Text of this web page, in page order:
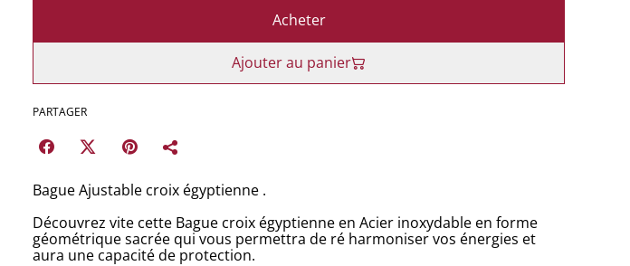
Acheter
Ajouter au panier
PARTAGER
Bague Ajustable croix égyptienne .
Découvrez vite cette Bague croix égyptienne en Acier inoxydable en forme
géométrique sacrée qui vous permettra de ré harmoniser vos énergies et
aura une capacité de protection.